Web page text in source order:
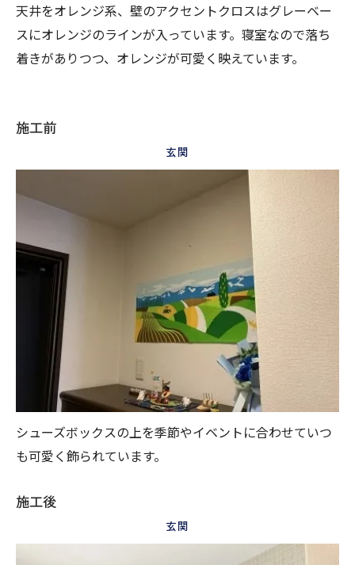
天井をオレンジ系、壁のアクセントクロスはグレーベー
スにオレンジのラインが入っています。寝室なので落ち
着きがありつつ、オレンジが可愛く映えています。
施工前
玄関
シューズボックスの上を季節やイベントに合わせていつ
も可愛く飾られています。
施工後
玄関